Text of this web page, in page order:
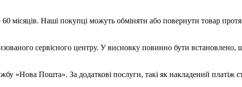
місяців. Наші покупці можуть обміняти або повернути товар
сервісного центру. У висновку повинно бути
«Нова Пошта». За додаткові послуги, такі як накладений платіж